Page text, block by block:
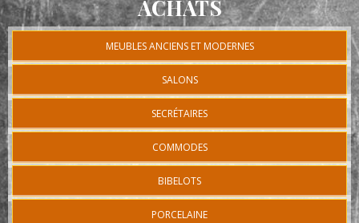
ACHATS
MEUBLES ANCIENS ET MODERNES
SALONS
SECRÉTAIRES
COMMODES
BIBELOTS
PORCELAINE